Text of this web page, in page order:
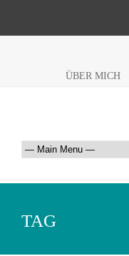
ÜBER MICH
TAG